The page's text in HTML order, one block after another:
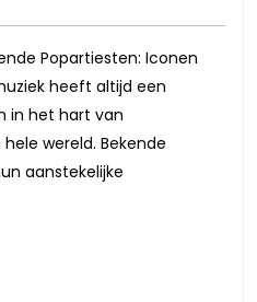
Bekende
Popartiesten: Iconen
heeft altijd een
in het hart van
wereld. Bekende
aanstekelijke